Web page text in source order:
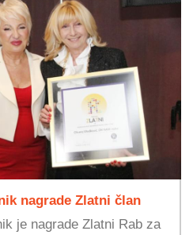
nagrade Zlatni član
je nagrade Zlatni Rab za